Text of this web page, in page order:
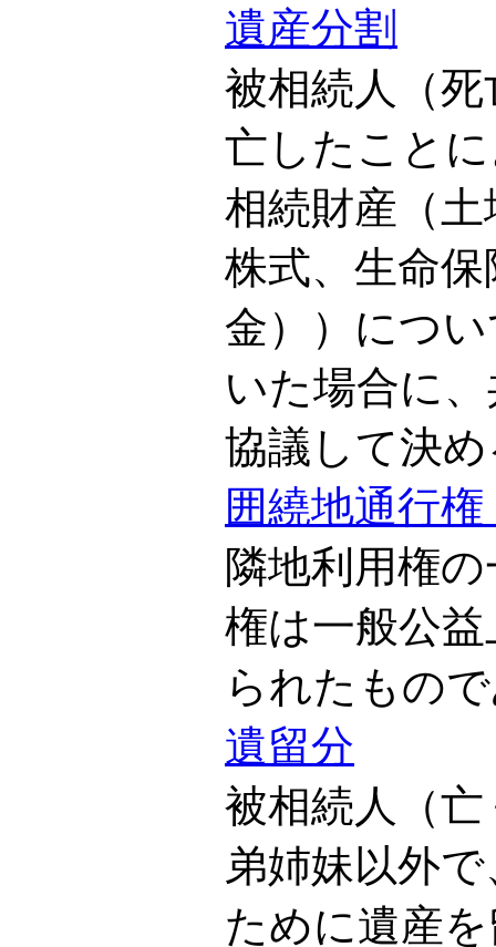
遺産分割
被相続人（
亡したこと
相続財産（
株式、生命
金））につ
いた場合に
協議して決
囲繞地通行
隣地利用権
権は一般公
られたもの
遺留分
被相続人（
弟姉妹以外
ために遺産